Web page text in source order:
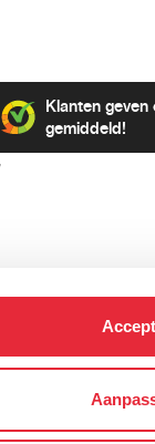
Klanten geven
gemiddeld!
IP
Hikvision